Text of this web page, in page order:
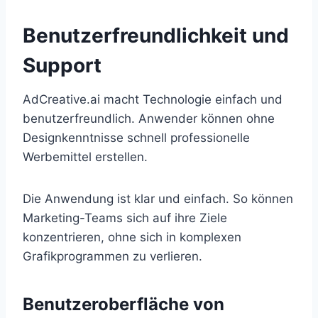
Benutzerfreundlichkeit und
Support
AdCreative.ai macht Technologie einfach und
benutzerfreundlich. Anwender können ohne
Designkenntnisse schnell professionelle
Werbemittel erstellen.
Die Anwendung ist klar und einfach. So können
Marketing-Teams sich auf ihre Ziele
konzentrieren, ohne sich in komplexen
Grafikprogrammen zu verlieren.
Benutzeroberfläche von